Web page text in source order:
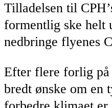
Tilladelsen til
formentlig ske helt
nedbringe flyenes
Efter flere forlig på
bredt ønske om en